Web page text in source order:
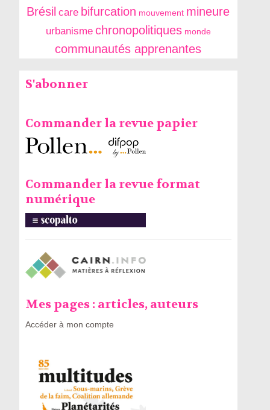
Brésil care bifurcation mouvement mineure
urbanisme chronopolitiques monde
communautés apprenantes
S'abonner
Commander la revue papier
Commander la revue format
numérique
Mes pages : articles, auteurs
Accéder à mon compte